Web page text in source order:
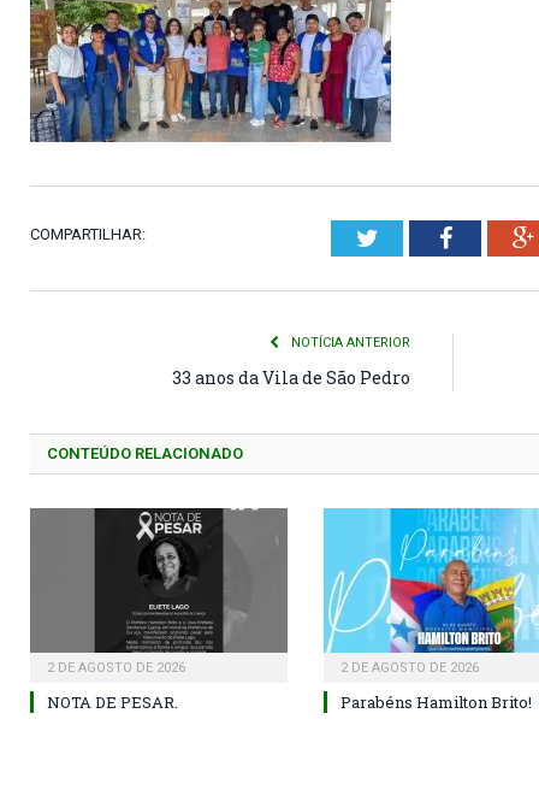
COMPARTILHAR: Twitter
NOTÍCIA ANTERIOR
33 anos da Vila de São Pedro
CONTEÚDO RELACIONADO
2 DE AGOSTO DE 2026
NOTA DE PESAR.
2 DE AGOSTO DE 2026
Parabéns Hamilton Brito!